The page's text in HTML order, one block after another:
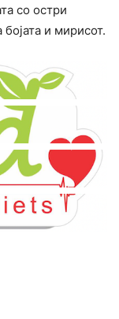
со остри
и мирисот.